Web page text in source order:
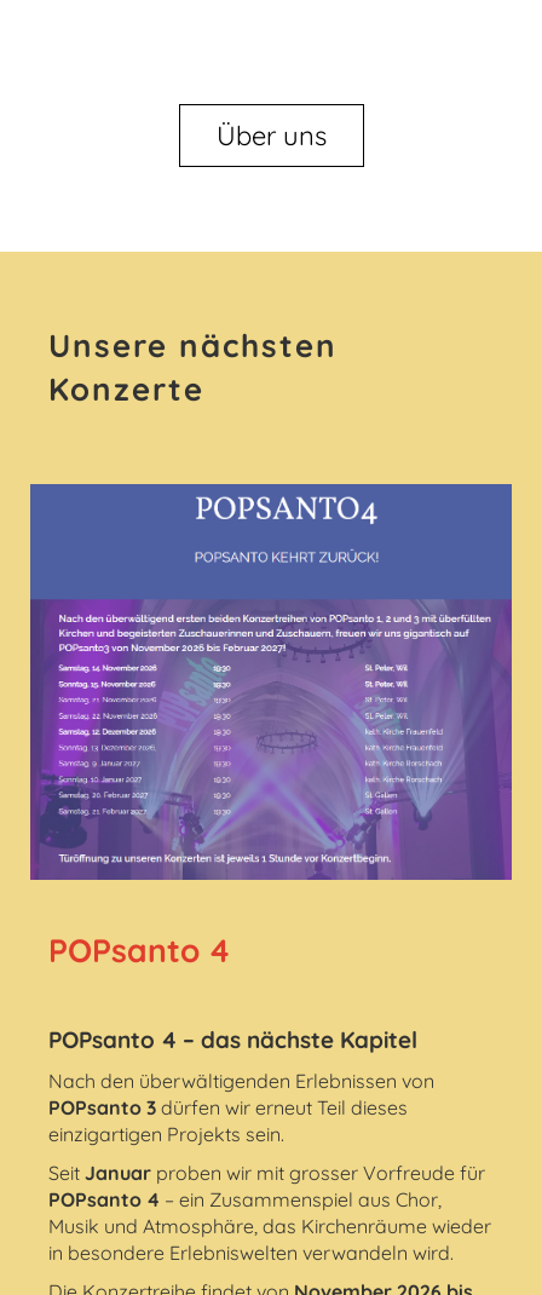
Über uns
Unsere nächsten
Konzerte
POPsanto 4
POPsanto 4 – das nächste Kapitel
Nach den überwältigenden Erlebnissen von
POPsanto 3 dürfen wir erneut Teil dieses
einzigartigen Projekts sein.
Seit Januar proben wir mit grosser Vorfreude für
POPsanto 4 – ein Zusammenspiel aus Chor,
Musik und Atmosphäre, das Kirchenräume wieder
in besondere Erlebniswelten verwandeln wird.